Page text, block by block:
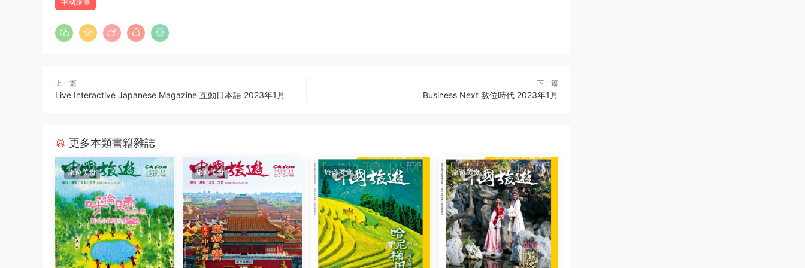
中國旅遊
上一篇
Live Interactive Japanese Magazine 互動日本語 2023年1月
下一篇
Business Next 數位時代 2023年1月
更多本類書籍雜誌
旅遊美食 旅遊美食 旅遊美食 旅遊美食